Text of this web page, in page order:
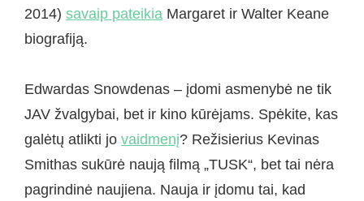
2014) savaip pateikia Margaret ir Walter Keane
biografiją.
Edwardas Snowdenas – įdomi asmenybė ne tik
JAV žvalgybai, bet ir kino kūrėjams. Spėkite, kas
galėtų atlikti jo vaidmenį? Režisierius Kevinas
Smithas sukūrė naują filmą „TUSK“, bet tai nėra
pagrindinė naujiena. Nauja ir įdomu tai, kad